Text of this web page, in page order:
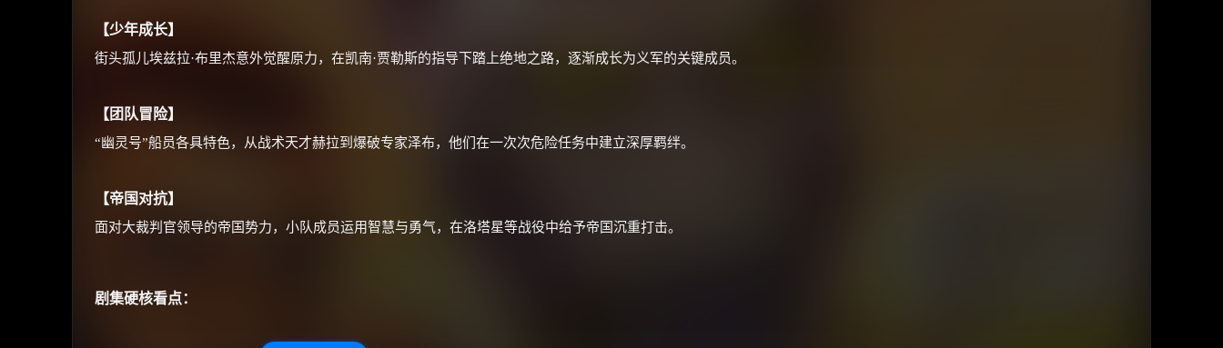
【少年成长】
街头孤儿埃兹拉·布里杰意外觉醒原力，在凯南·贾勒斯的指导下踏上绝地之路，逐渐成长为义军的关键成员。
【团队冒险】
“幽灵号”船员各具特色，从战术天才赫拉到爆破专家泽布，他们在一次次危险任务中建立深厚羁绊。
【帝国对抗】
面对大裁判官领导的帝国势力，小队成员运用智慧与勇气，在洛塔星等战役中给予帝国沉重打击。
剧集硬核看点：
价格有浮动，请直接搜索查最低价！